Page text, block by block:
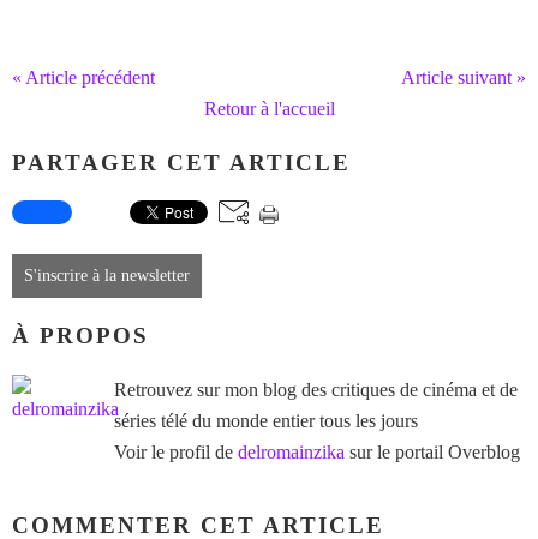
« Article précédent
Article suivant »
Retour à l'accueil
PARTAGER CET ARTICLE
S'inscrire à la newsletter
À PROPOS
Retrouvez sur mon blog des critiques de cinéma et de
séries télé du monde entier tous les jours
Voir le profil de delromainzika sur le portail Overblog
COMMENTER CET ARTICLE